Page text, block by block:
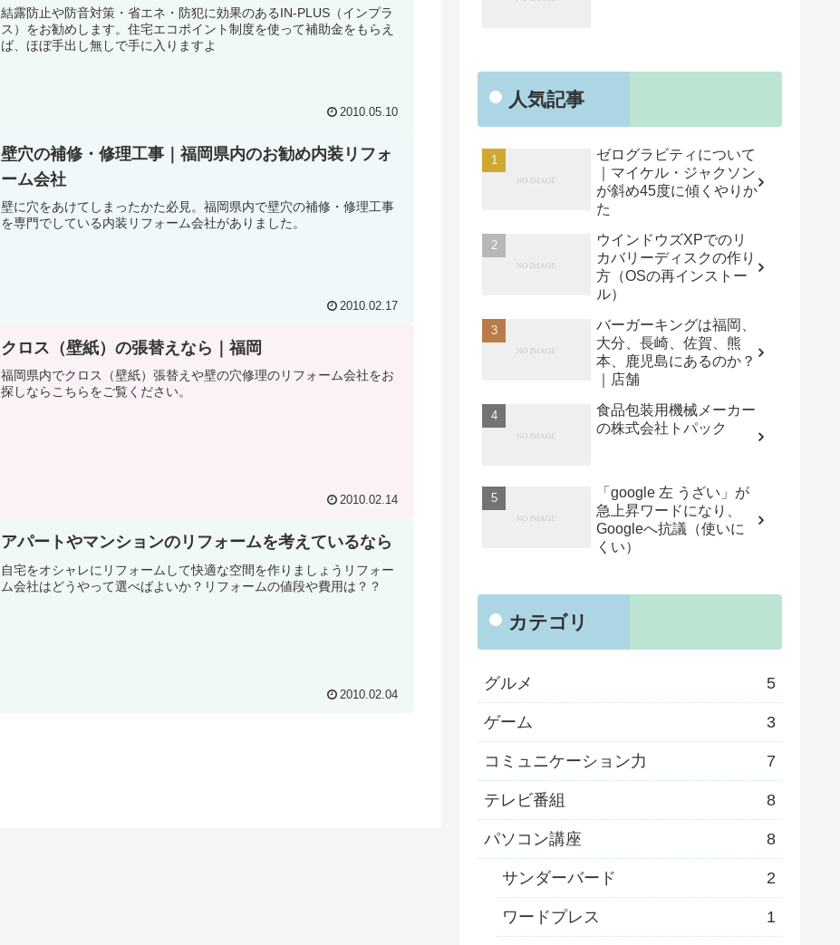
結露防止や防音対策・省エネ・防犯に効果のあるIN-PLUS（インプラ
ス）をお勧めします。住宅エコポイント制度を使って補助金をもらえ
ば、ほぼ手出し無しで手に入りますよ
2010.05.10
壁穴の補修・修理工事｜福岡県内のお勧め内装リフォ
ーム会社
壁に穴をあけてしまったかた必見。福岡県内で壁穴の補修・修理工事
を専門でしている内装リフォーム会社がありました。
2010.02.17
クロス（壁紙）の張替えなら｜福岡
福岡県内でクロス（壁紙）張替えや壁の穴修理のリフォーム会社をお
探しならこちらをご覧ください。
2010.02.14
アパートやマンションのリフォームを考えているなら
自宅をオシャレにリフォームして快適な空間を作りましょうリフォー
ム会社はどうやって選べばよいか？リフォームの値段や費用は？？
2010.02.04
人気記事
ゼログラビティについて
｜マイケル・ジャクソン
が斜め45度に傾くやりか
た
ウインドウズXPでのリ
カバリーディスクの作り
方（OSの再インストー
ル）
バーガーキングは福岡、
大分、長崎、佐賀、熊
本、鹿児島にあるのか？
｜店舗
食品包装用機械メーカー
の株式会社トパック
「google 左 うざい」が
急上昇ワードになり、
Googleへ抗議（使いに
くい）
カテゴリ
グルメ 5
ゲーム 3
コミュニケーション力 7
テレビ番組 8
パソコン講座 8
サンダーバード 2
ワードプレス 1